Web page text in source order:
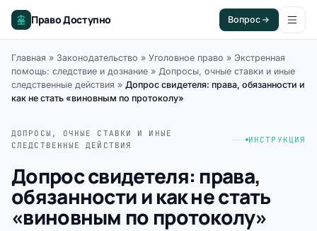
Право Доступно Вопрос
Главная » Законодательство » Уголовное право » Экстренная
помощь: следствие и дознание » Допросы, очные ставки и иные
следственные действия » Допрос свидетеля: права, обязанности и
как не стать «виновным по протоколу»
ДОПРОСЫ, ОЧНЫЕ СТАВКИ И ИНЫЕ
СЛЕДСТВЕННЫЕ ДЕЙСТВИЯ
ИНСТРУКЦИЯ
Допрос свидетеля: права,
обязанности и как не стать
«виновным по протоколу»